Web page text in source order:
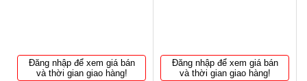
Đăng nhập để xem giá bán
và thời gian giao hàng!
Đăng nhập để xem giá bán
và thời gian giao hàng!